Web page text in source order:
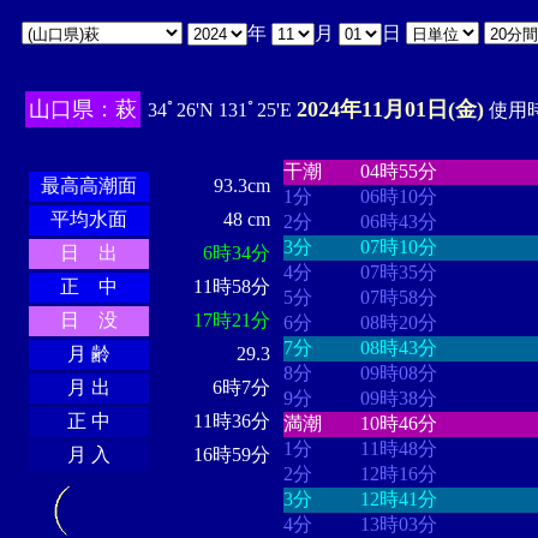
年 月 日
山口県：萩 34ﾟ26'N 131ﾟ25'E 2024年11月01日(金) 使用
最高高潮面
93.3cm
平均水面
48 cm
日 出
6時34分
正 中
11時58分
日 没
17時21分
月 齢
29.3
月 出
6時7分
正 中
11時36分
月 入
16時59分
干潮
04時55分
1分
06時10分
2分
06時43分
3分
07時10分
4分
07時35分
5分
07時58分
6分
08時20分
7分
08時43分
8分
09時08分
9分
09時38分
満潮
10時46分
1分
11時48分
2分
12時16分
3分
12時41分
4分
13時03分